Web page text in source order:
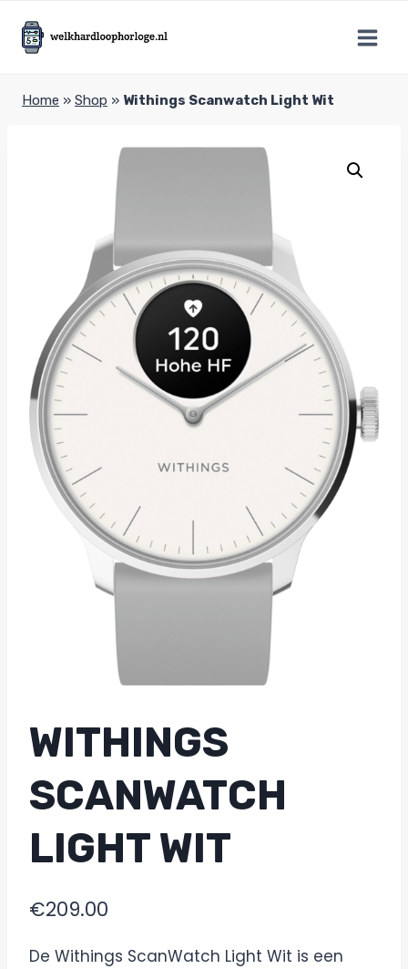
naar
inhoud
Home » Shop » Withings Scanwatch Light Wit
WITHINGS
SCANWATCH
LIGHT WIT
€209.00
De Withings ScanWatch Light Wit is een